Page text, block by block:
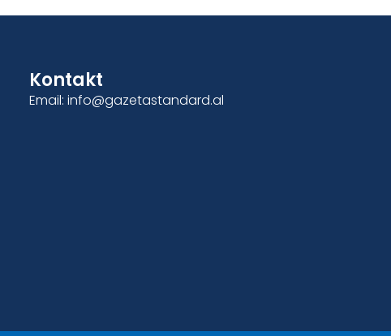
Kontakt
Email: info@gazetastandard.al